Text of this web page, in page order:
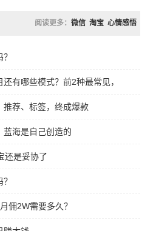
阅读更多： 微信 淘宝 心情感悟
还有哪些模式？前2种最常见，第3种很
推荐、标签，终成爆款
蓝海是自己创造的
还是妥协了
佣2W需要多久？